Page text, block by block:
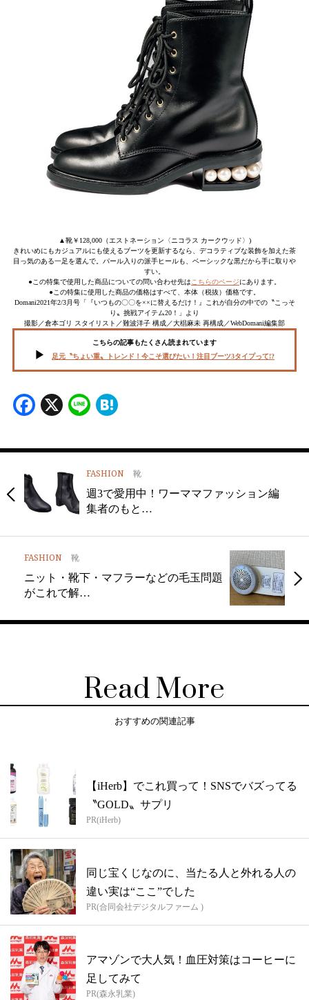
▲靴￥128,000（エストネーション〈ニコラス カークウッド〉)
きれいめにもカジュアルにも使えるブーツを更新するなら、デコラティブな装飾を加えた茶
目っ気のある一足を選んで。パール入りの派手ヒールも、ベーシックな黒だから手に取りや
すい。
●この特集で使用した商品についての問い合わせ先は こちらのページにあります。
●この特集に使用した商品の価格はすべて、本体（税抜）価格です。
Domani2021年2/3月号「『いつもの〇〇を××に替えるだけ！』これが自分の中での〝こっそ
り〟挑戦アイテム20！」より
撮影／倉本ゴリ スタイリスト／難波洋子 構成／大椙麻未 再構成／WebDomani編集部
こちらの記事もたくさん読まれています
足元〝ちょい重〟トレンド！今こそ選びたい！注目ブーツ3タイプって!?
Facebook
X Line
FASHION 靴
週3で愛用中！ワーママファッション編
集者のもと…
FASHION 靴
ニット・靴下・マフラーなどの毛玉問題
がこれで解…
Read More
おすすめの関連記事
【iHerb】でこれ買って！SNSでバズってる
〝GOLD〟サプリ
PR(iHerb)
同じ宝くじなのに、当たる人と外れる人の
違い実は“ここ”でした
PR(合同会社デジタルファーム )
アマゾンで大人気！血圧対策はコーヒーに
足してみて
PR(森永乳業)